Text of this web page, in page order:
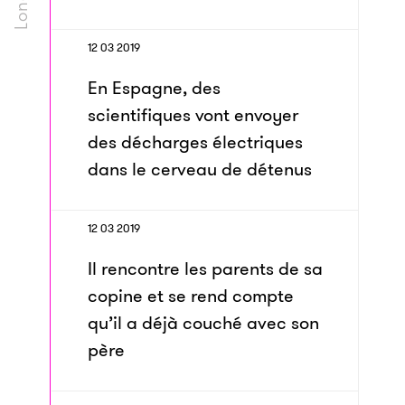
12 03 2019
En Espagne, des
scientifiques vont envoyer
des décharges électriques
dans le cerveau de détenus
12 03 2019
Il rencontre les parents de sa
copine et se rend compte
qu’il a déjà couché avec son
père